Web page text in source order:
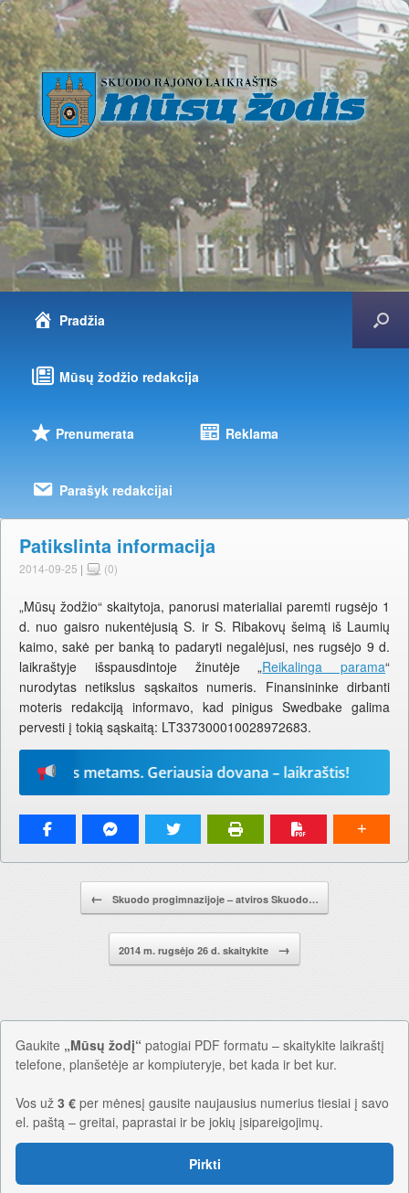
Pradžia
Mūsų žodžio redakcija
Prenumerata Reklama
Parašyk redakcijai
Patikslinta informacija
2014-09-25 | (0)
„Mūsų žodžio“ skaitytoja, panorusi materialiai paremti rugsėjo 1
d. nuo gaisro nukentėjusią S. ir S. Ribakovų šeimą iš Laumių
kaimo, sakė per banką to padaryti negalėjusi, nes rugsėjo 9 d.
laikraštyje išspausdintoje žinutėje „Reikalinga parama“
nurodytas netikslus sąskaitos numeris. Finansininke dirbanti
moteris redakciją informavo, kad pinigus Swedbake galima
pervesti į tokią sąskaitą: LT337300010028972683.
iems metams. Geriausia dovana – laikraštis!
Pranešimo navigacija.
← Skuodo progimnazijoje – atviros Skuodo…
2014 m. rugsėjo 26 d. skaitykite →
Gaukite „Mūsų žodį“ patogiai PDF formatu – skaitykite laikraštį
telefone, planšetėje ar kompiuteryje, bet kada ir bet kur.
Vos už 3 € per mėnesį gausite naujausius numerius tiesiai į savo
el. paštą – greitai, paprastai ir be jokių įsipareigojimų.
Pirkti